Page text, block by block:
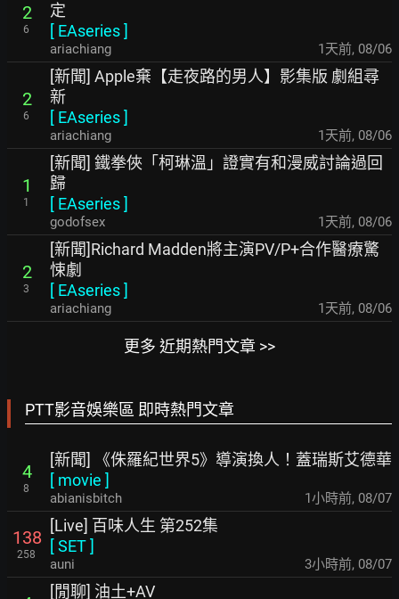
2
6
定
[ EAseries]
ariachiang 1天前, 08/06
2
6
[新聞] Apple棄【走夜路的男人】影集版 劇組尋
新
[ EAseries]
ariachiang 1天前, 08/06
1
1
[新聞] 鐵拳俠「柯琳溫」證實有和漫威討論過回
歸
[ EAseries]
godofsex 1天前, 08/06
2
3
[新聞]Richard Madden將主演PV/P+合作醫療驚
悚劇
[ EAseries]
ariachiang 1天前, 08/06
更多 近期熱門文章 >>
PTT影音娛樂區 即時熱門文章
4
8
[新聞] 《侏羅紀世界5》導演換人！蓋瑞斯艾德華
[ movie ]
abianisbitch 1小時前, 08/07
138
258
[Live] 百味人生 第252集
[SET]
auni 3小時前, 08/07
[閒聊] 油土+AV